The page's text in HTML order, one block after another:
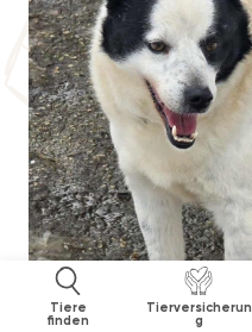
Tiere
finden
Tierversicherun
g